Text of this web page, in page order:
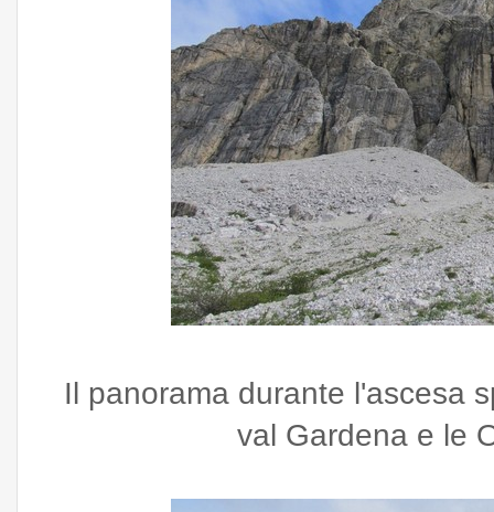
Il panorama durante l'ascesa
val Gardena e le